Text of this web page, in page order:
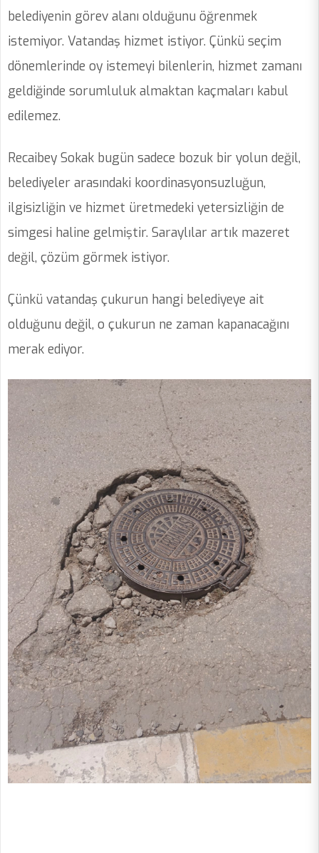
belediyenin görev alanı olduğunu öğrenmek
istemiyor. Vatandaş hizmet istiyor. Çünkü seçim
dönemlerinde oy istemeyi bilenlerin, hizmet zamanı
geldiğinde sorumluluk almaktan kaçmaları kabul
edilemez.
Recaibey Sokak bugün sadece bozuk bir yolun değil,
belediyeler arasındaki koordinasyonsuzluğun,
ilgisizliğin ve hizmet üretmedeki yetersizliğin de
simgesi haline gelmiştir. Saraylılar artık mazeret
değil, çözüm görmek istiyor.
Çünkü vatandaş çukurun hangi belediyeye ait
olduğunu değil, o çukurun ne zaman kapanacağını
merak ediyor.